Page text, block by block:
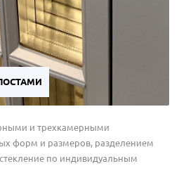
и трехкамерными
форм и размеров, разделением
по индивидуальным